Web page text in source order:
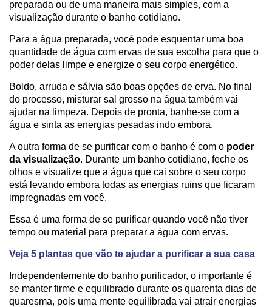
preparada ou de uma maneira mais simples, com a
visualização durante o banho cotidiano.
Para a água preparada, você pode esquentar uma boa
quantidade de água com ervas de sua escolha para que o
poder delas limpe e energize o seu corpo energético.
Boldo, arruda e sálvia são boas opções de erva. No final
do processo, misturar sal grosso na água também vai
ajudar na limpeza. Depois de pronta, banhe-se com a
água e sinta as energias pesadas indo embora.
A outra forma de se purificar com o banho é com o poder
da visualização. Durante um banho cotidiano, feche os
olhos e visualize que a água que cai sobre o seu corpo
está levando embora todas as energias ruins que ficaram
impregnadas em você.
Essa é uma forma de se purificar quando você não tiver
tempo ou material para preparar a água com ervas.
Veja 5 plantas que vão te ajudar a purificar a sua casa
Independentemente do banho purificador, o importante é
se manter firme e equilibrado durante os quarenta dias de
quaresma, pois uma mente equilibrada vai atrair energias